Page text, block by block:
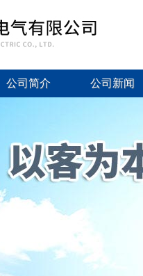
公司简介 公司新闻